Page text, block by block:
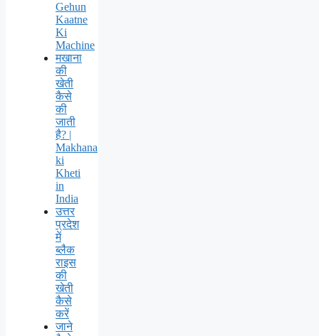
Gehun
Kaatne
Ki
Machine
मखाना
की
खेती
कैसे
की
जाती
है? |
Makhana
ki
Kheti
in
India
उत्तर
प्रदेश
में
ब्लैक
राइस
की
खेती
कैसे
करें
जाने